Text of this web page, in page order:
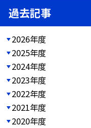
過去記事
2026年度
2025年度
2024年度
2023年度
2022年度
2021年度
2020年度